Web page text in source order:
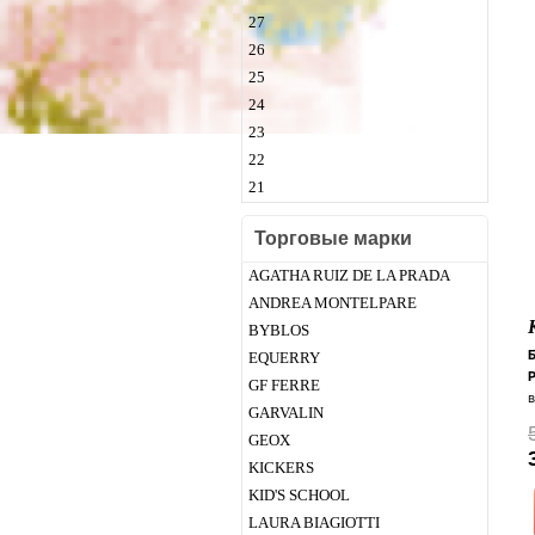
27
26
25
24
23
22
21
Торговые марки
AGATHA RUIZ DE LA PRADA
ANDREA MONTELPARE
BYBLOS
EQUERRY
GF FERRE
GARVALIN
GEOX
KICKERS
KID'S SCHOOL
LAURA BIAGIOTTI